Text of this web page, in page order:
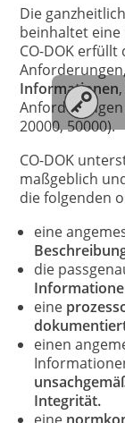
Die
beinhaltet eine
CO-DOK
Informationen
Anforderungen
20000, 50000).
CO-DOK
maßgeblich
die folgenden
eine
die
eine
einen
Integrität.